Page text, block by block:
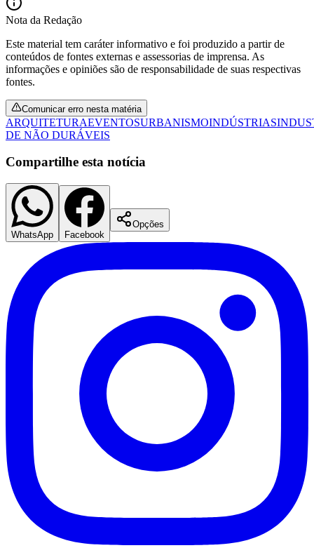
Santos
Nota da Redação
Este material tem caráter informativo e foi produzido a partir de
conteúdos de fontes externas e assessorias de imprensa. As
informações e opiniões são de responsabilidade de suas respectivas
fontes.
Comunicar erro nesta matéria
ARQUITETURAEVENTOSURBANISMOINDÚSTRIAS
DE NÃO DURÁVEIS
Compartilhe esta notícia
WhatsApp Facebook
Opções